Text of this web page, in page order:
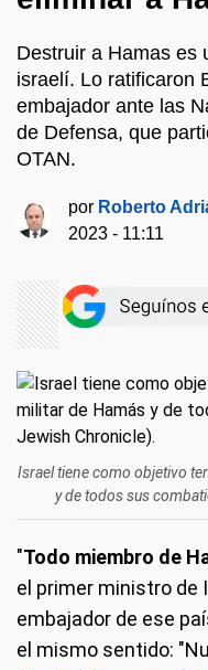
Destruir a Hamas es
israelí. Lo ratificaron
embajador ante las
de Defensa, que
OTAN.
por Roberto
2023 - 11:11
Israel tiene como objetivo
y de todos sus
"Todo miembro de
el primer ministro de
embajador de ese
el mismo sentido: